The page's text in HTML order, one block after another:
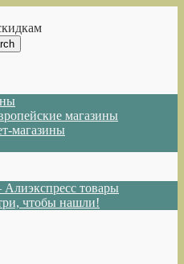
магазины
магазины
товары
чтобы нашли!